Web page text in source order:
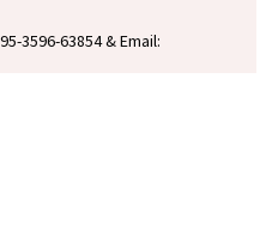
3596-63854 & Email: